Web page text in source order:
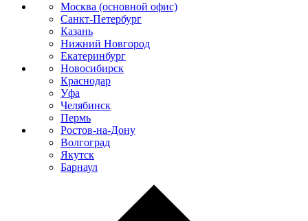
Москва (основной офис)
Санкт-Петербург
Казань
Нижний Новгород
Екатеринбург
Новосибирск
Краснодар
Уфа
Челябинск
Пермь
Ростов-на-Дону
Волгоград
Якутск
Барнаул